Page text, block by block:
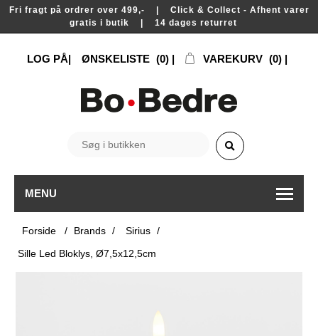
Fri fragt på ordrer over 499,- | Click & Collect - Afhent varer
gratis i butik | 14 dages returret
LOG PÅ ØNSKELISTE (0) VAREKURV (0)
MENU
Forside / Brands / Sirius /
Sille Led Bloklys, Ø7,5x12,5cm